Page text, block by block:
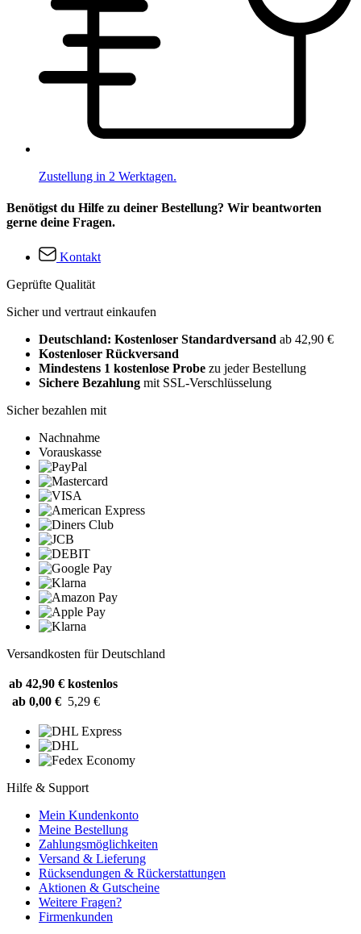
Zustellung in 2 Werktagen.
Benötigst du Hilfe zu deiner Bestellung? Wir beantworten
gerne deine Fragen.
Kontakt
Geprüfte Qualität
Sicher und vertraut einkaufen
Deutschland: Kostenloser Standardversand ab 42,90 €
Kostenloser Rückversand
Mindestens 1 kostenlose Probe zu jeder Bestellung
Sichere Bezahlung mit SSL-Verschlüsselung
Sicher bezahlen mit
Nachnahme
Vorauskasse
Versandkosten für Deutschland
ab 42,90 € kostenlos
ab 0,00 € 5,29 €
Hilfe & Support
Mein Kundenkonto
Meine Bestellung
Zahlungsmöglichkeiten
Versand & Lieferung
Rücksendungen & Rückerstattungen
Aktionen & Gutscheine
Weitere Fragen?
Firmenkunden